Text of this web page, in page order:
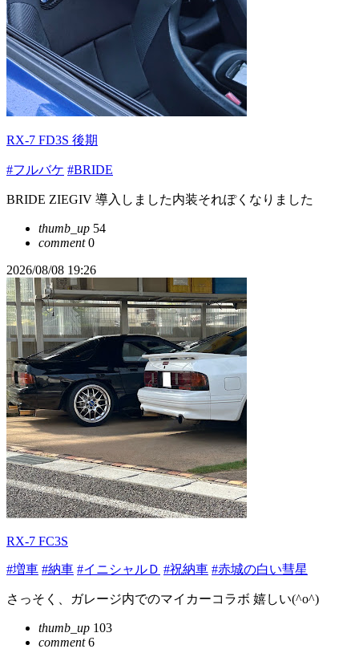
RX-7 FD3S 後期
#フルバケ #BRIDE
BRIDE ZIEGIV 導入しました内装それぽくなりました
thumb_up 54
comment0
2026/08/08 19:26
RX-7 FC3S
#増車 #納車 #イニシャルＤ #祝納車 #赤城の白い彗星
さっそく、ガレージ内でのマイカーコラボ 嬉しい(^o^)
thumb_up 103
comment6